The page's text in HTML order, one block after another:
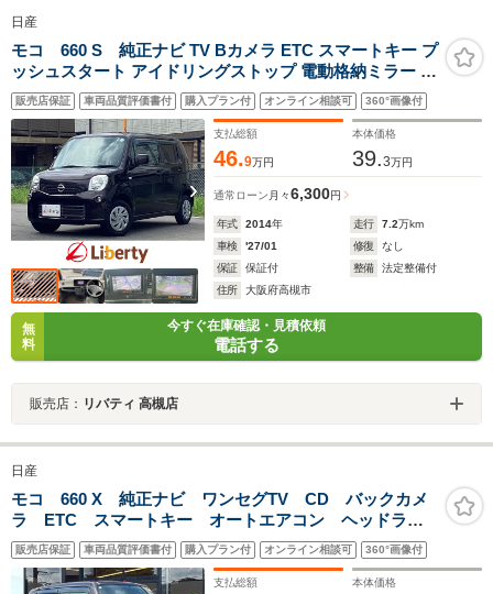
日産
モコ 660 S 純正ナビ TV Bカメラ ETC スマートキー プ
ッシュスタート アイドリングストップ 電動格納ミラー ヘ
ッドライトレベライザー
販売店保証 車両品質評価書付 購入プラン付 オンライン相談可 360°画像付
支払総額
46.9万円
本体価格
39.3万円
通常ローン 月々6,300円
年式 2014年 走行 7.2万km
車検
'27/01 修復
なし
保証
保証付 整備
法定整備付
住所
大阪府高槻市
無
料
今すぐ在庫確認・見積依頼
電話する
販売店： リバティ 高槻店
日産
モコ 660 X 純正ナビ ワンセグTV CD バックカメ
ラ ETC スマートキー オートエアコン ヘッドライ
トレベライザー ウィンカードアミラー 禁煙車 フロ
アマット
販売店保証 車両品質評価書付 購入プラン付 オンライン相談可 360°画像付
支払総額 本体価格